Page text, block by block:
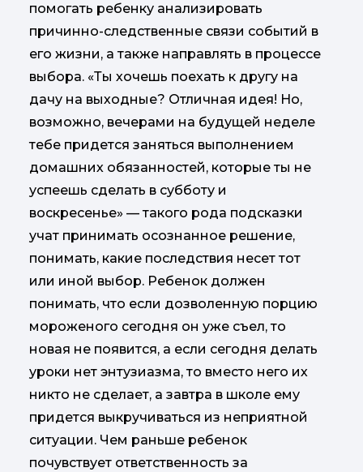
помогать ребенку анализировать
причинно-следственные связи событий в
его жизни, а также направлять в процессе
выбора. «Ты хочешь поехать к другу на
дачу на выходные? Отличная идея! Но,
возможно, вечерами на будущей неделе
тебе придется заняться выполнением
домашних обязанностей, которые ты не
успеешь сделать в субботу и
воскресенье» — такого рода подсказки
учат принимать осознанное решение,
понимать, какие последствия несет тот
или иной выбор. Ребенок должен
понимать, что если дозволенную порцию
мороженого сегодня он уже съел, то
новая не появится, а если сегодня делать
уроки нет энтузиазма, то вместо него их
никто не сделает, а завтра в школе ему
придется выкручиваться из неприятной
ситуации. Чем раньше ребенок
почувствует ответственность за